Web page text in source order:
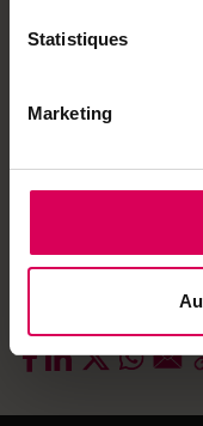
Statistiques
Marketing
sol, ce qui a
terre. Il lui
nourrit
prolifération
Plus d’infos :